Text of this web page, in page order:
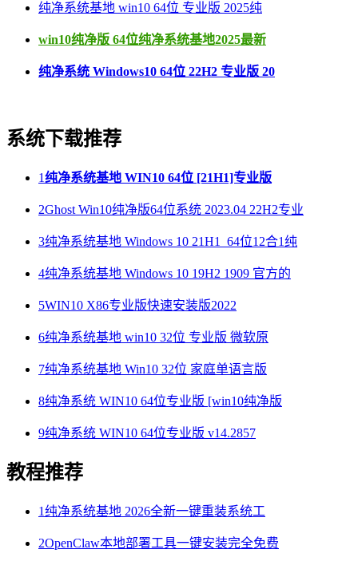
纯净系统基地 win10 64位 专业版 2025纯
win10纯净版 64位纯净系统基地2025最新
纯净系统 Windows10 64位 22H2 专业版 20
系统下载推荐
1纯净系统基地 WIN10 64位 [21H1]专业版
2Ghost Win10纯净版64位系统 2023.04 22H2专业
3纯净系统基地 Windows 10 21H1_64位12合1纯
4纯净系统基地 Windows 10 19H2 1909 官方的
5WIN10 X86专业版快速安装版2022
6纯净系统基地 win10 32位 专业版 微软原
7纯净系统基地 Win10 32位 家庭单语言版
8纯净系统 WIN10 64位专业版 [win10纯净版
9纯净系统 WIN10 64位专业版 v14.2857
教程推荐
1纯净系统基地 2026全新一键重装系统工
2OpenClaw本地部署工具一键安装完全免费